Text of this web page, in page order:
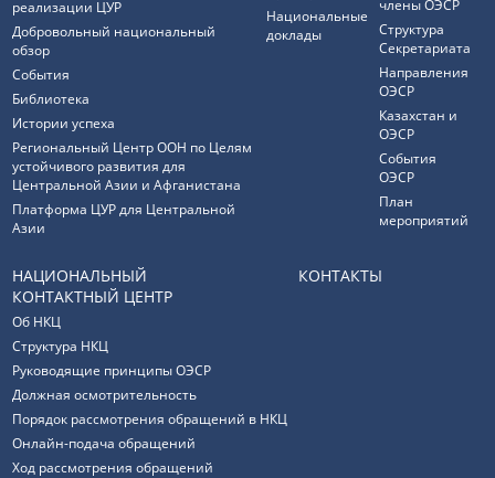
реализации ЦУР
Добровольный национальный
обзор
События
Библиотека
Истории успеха
Региональный Центр ООН по Целям
устойчивого развития для
Центральной Азии и Афганистана
Платформа ЦУР для Центральной
Азии
Национальные
доклады
члены ОЭСР
Структура
Секретариата
Направления
ОЭСР
Казахстан и
ОЭСР
События
ОЭСР
План
мероприятий
НАЦИОНАЛЬНЫЙ
КОНТАКТНЫЙ ЦЕНТР
Об НКЦ
Структура НКЦ
Руководящие принципы ОЭСР
Должная осмотрительность
Порядок рассмотрения обращений в НКЦ
Онлайн-подача обращений
Ход рассмотрения обращений
КОНТАКТЫ